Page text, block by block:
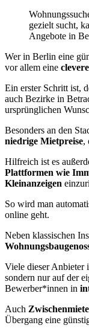
gezielt sucht,
Angebote in
Wer in Berlin eine
vor allem eine
Ein erster Schritt ist,
auch Bezirke in
ursprünglichen
Besonders an den
niedrige Mietpreise,
Hilfreich ist es
Plattformen wie
Kleinanzeigen
So wird man
online geht.
Neben klassischen
Viele dieser Anbieter
sondern nur auf der
Bewerber*innen in
Auch
Übergang eine